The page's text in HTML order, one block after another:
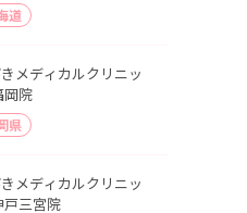
道
メディカルクリニッ
岡院
県
メディカルクリニッ
戸三宮院